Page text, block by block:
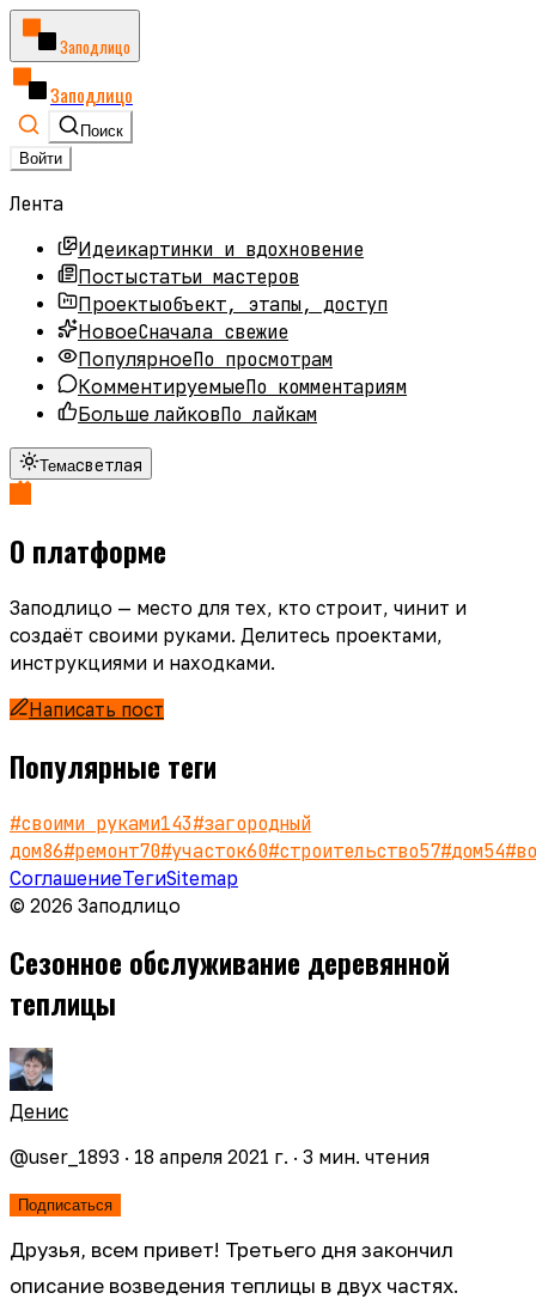
Заподлицо
Заподлицо
Поиск
Войти
Лента
Идеикартинки и вдохновение
Постыстатьи мастеров
Проектыобъект, этапы, доступ
НовоеСначала свежие
ПопулярноеПо просмотрам
КомментируемыеПо комментариям
Больше лайковПо лайкам
Темасветлая
О платформе
Заподлицо — место для тех, кто строит, чинит и
создаёт своими руками. Делитесь проектами,
инструкциями и находками.
Написать пост
Популярные теги
#своими руками143#загородный
дом86#ремонт70#участок60#строительство57#дом54#
СоглашениеТегиSitemap
© 2026 Заподлицо
Сезонное обслуживание деревянной
теплицы
Денис
@user_1893 · 18 апреля 2021 г. · 3 мин. чтения
Подписаться
Друзья, всем привет! Третьего дня закончил
описание возведения теплицы в двух частях.